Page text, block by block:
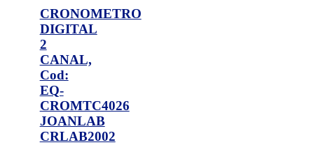
CRONOMETRO
DIGITAL
2
CANAL,
Cod:
EQ-
CROMTC4026
JOANLAB
CRLAB2002